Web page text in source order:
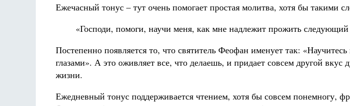
Ежечасный тонус – тут очень помогает простая молитва, хотя бы такими
«Господи, помоги, научи меня, как мне надлежит прожить следующий
Постепенно появляется то, что святитель Феофан именует так: «Научитесь
глазами». А это оживляет все, что делаешь, и придает совсем другой вкус
жизни.
Ежедневный тонус поддерживается чтением, хотя бы совсем понемногу,